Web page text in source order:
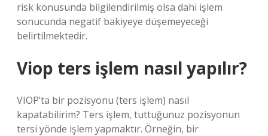
risk konusunda bilgilendirilmiş olsa dahi işlem
sonucunda negatif bakiyeye düşemeyeceği
belirtilmektedir.
Viop ters işlem nasıl yapılır?
VIOP’ta bir pozisyonu (ters işlem) nasıl
kapatabilirim? Ters işlem, tuttuğunuz pozisyonun
tersi yönde işlem yapmaktır. Örneğin, bir